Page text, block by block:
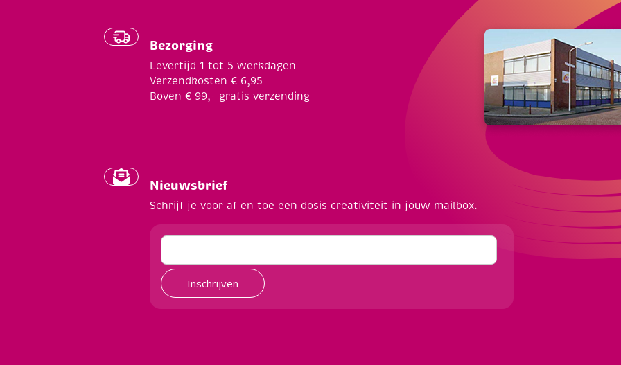
Bezorging
Levertijd 1 tot 5 werkdagen
Verzendkosten € 6,95
Boven € 99,- gratis verzending
Nieuwsbrief
Schrijf je voor af en toe een dosis creativiteit in jouw mailbox.
Inschrijven